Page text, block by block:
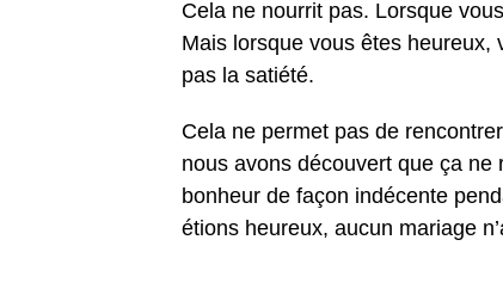
Cela ne nourrit pas. Lorsque
Mais lorsque vous êtes heureux,
pas la satiété.
Cela ne permet pas de
nous avons découvert que ça
bonheur de façon indécente
étions heureux, aucun mariage